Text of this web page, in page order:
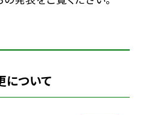
について